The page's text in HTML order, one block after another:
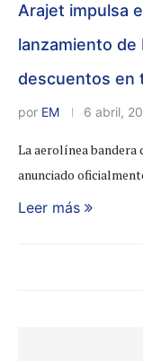
Arajet impulsa
lanzamiento
descuentos en
por EM 6 abril,
La aerolínea bandera
anunciado
Leer más